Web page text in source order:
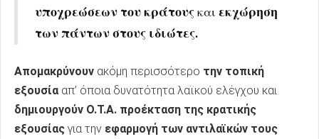
υποχρεώσεων του κράτουςκαι εκχώρηση
των πάντων στους ιδιώτες.
Απομακρύνουν ακόμη περισσότερο την τοπική
εξουσία απ’ όποια δυνατότητα λαϊκού ελέγχου και
δημιουργούν Ο.Τ.Α. προέκταση της κρατικής
εξουσίας για την εφαρμογή των αντιλαϊκών τους